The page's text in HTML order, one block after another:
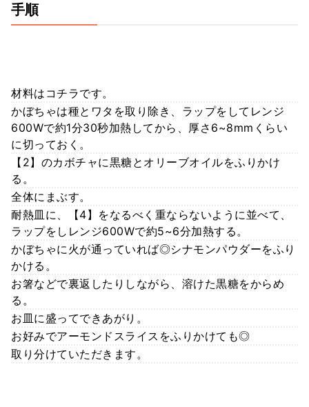
手順
材料はコチラです。
かぼちゃは種とワタを取り除き、ラップをしてレンジ
600Wで約1分30秒加熱してから、厚さ6~8mmくらい
に切っておく。
【2】のカボチャに黒糖とオリーブオイルをふりかけ
る。
全体にまぶす。
耐熱皿に、【4】をなるべく重ならないように並べて、
ラップをしレンジ600Wで約5~6分加熱する。
かぼちゃに火が通っていれば◎シナモンパウダーをふり
かける。
お箸などで裏返したりしながら、溶けた黒糖をからめ
る。
お皿に盛ってできあがり。
お好みでアーモンドスライスをふりかけても◎
取り分けていただきます。